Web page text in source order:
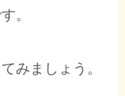
。
みましょう。